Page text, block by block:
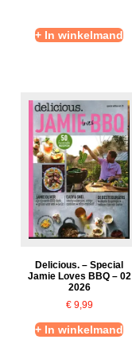
+ In winkelmand
Delicious. – Special
Jamie Loves BBQ – 02
2026
€9,99
+ In winkelmand